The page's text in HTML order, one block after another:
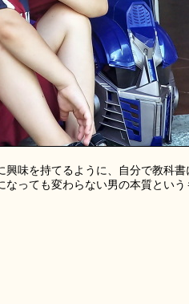
興味を持てるように、自分で教科
なっても変わらない男の本質とい